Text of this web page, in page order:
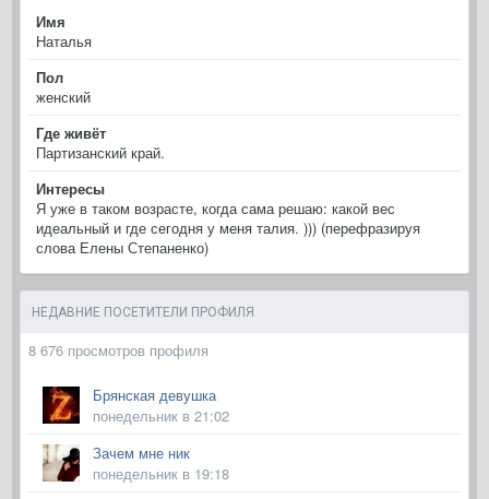
Имя
Наталья
Пол
женский
Где живёт
Партизанский край.
Интересы
Я уже в таком возрасте, когда сама решаю: какой вес
идеальный и где сегодня у меня талия. ))) (перефразируя
слова Елены Степаненко)
НЕДАВНИЕ ПОСЕТИТЕЛИ ПРОФИЛЯ
8 676 просмотров профиля
Брянская девушка
понедельник в 21:02
Зачем мне ник
понедельник в 19:18